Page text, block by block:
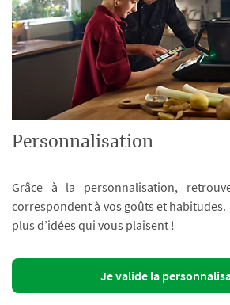
Personnalisation
Grâce à la personnalisation,
correspondent à vos goûts et habitudes.
plus d’idées qui vous plaisent !
Je valide la